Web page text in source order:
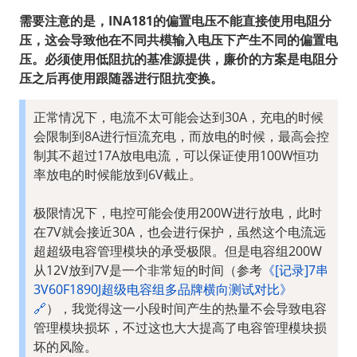
需要注意的是，INA181的偏置电压不能直接使用电阻分
压，这会导致他在不同共模输入电压下产生不同的偏置电
压。必须使用低阻抗的基准源提供，廉价的方案是电阻分
压之后再使用跟随器进行阻抗变换。
正常情况下，电流不太可能会达到30A，充电的时候
会限制到8A进行恒流充电，而放电的时候，最高会控
制其不超过17A放电电流，可以保证使用100W恒功
率放电的时候能放到6V截止。
极限情况下，电控可能会使用200W进行放电，此时
在7V就会接近30A，也会进行保护，虽然这个电流远
超超级电容管理模块的承受极限。但是电容组200W
从12V放到7V是一个非常短的时间（参考 《[记录]7串
3V60F1890J超级电容组多品牌横向测试对比》
🔗），我觉得这一小段时间产生的热量不会导致电容
管理模块损坏，不过这也大大提高了电容管理模块损
坏的风险。